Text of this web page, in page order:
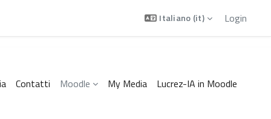
Italiano ‎(it)‎ Login
Contatti Moodle My Media Lucrez-IA in Moodle